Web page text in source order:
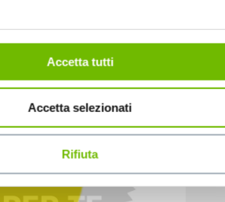
Accetta tutti
Accetta selezionati
Rifiuta
IPERCOOP